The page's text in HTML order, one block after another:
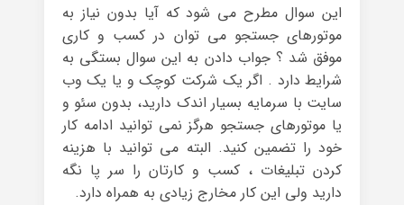
این سوال مطرح می شود که آیا بدون نیاز به
موتورهای جستجو می توان در کسب و کاری
موفق شد ؟ جواب دادن به این سوال بستگی به
شرایط دارد . اگر یک شرکت کوچک و یا یک وب
سایت با سرمایه بسیار اندک دارید، بدون سئو و
یا موتورهای جستجو هرگز نمی توانید ادامه کار
خود را تضمین کنید. البته می توانید با هزینه
کردن تبلیغات ، کسب و کارتان را سر پا نگه
دارید ولی این کار مخارج زیادی به همراه دارد.